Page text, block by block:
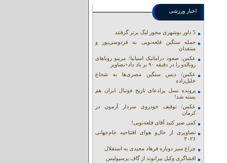
اخبار ورزشی
5 داور بوشهری مجوز لیگ برتر گرفتند
حمله سنگین قلعه‌نویی به فردوسی‌پور و
منتقدان
عکس: صعود دراماتیک اسپانیا؛ مرینو رویاهای
رونالدو را در دقیقه ۹۰ بر باد داد+تصاویر
عکس/ دیس سنگین مصری‌ها به شجاع
خلیل‌زاده
پرونده نسل پرادعای تاریخ فوتبال ایران هم
بسته شد!
عکس/ توقیف خودروی سردار آزمون در
کرمان
کمی صبر کنید آقای قلعه‌نویی!
تصاویری از حال‌و هوای افتتاحیه جام‌جهانی
۲۰۲۶
چراغ سبز دوباره فرهاد مجیدی به استقلال
افشاگری وکیل بیرانوند از گاف‌ پرسپولیس